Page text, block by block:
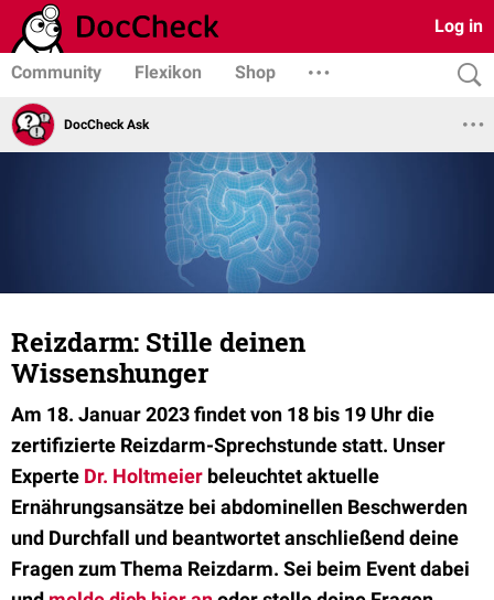
Log in
Community Flexikon Shop
DocCheck Ask
Reizdarm: Stille deinen
Wissenshunger
Am 18. Januar 2023 findet von 18 bis 19 Uhr die
zertifizierte Reizdarm-Sprechstunde statt. Unser
Experte Dr. Holtmeier beleuchtet aktuelle
Ernährungsansätze bei abdominellen Beschwerden
und Durchfall und beantwortet anschließend deine
Fragen zum Thema Reizdarm. Sei beim Event dabei